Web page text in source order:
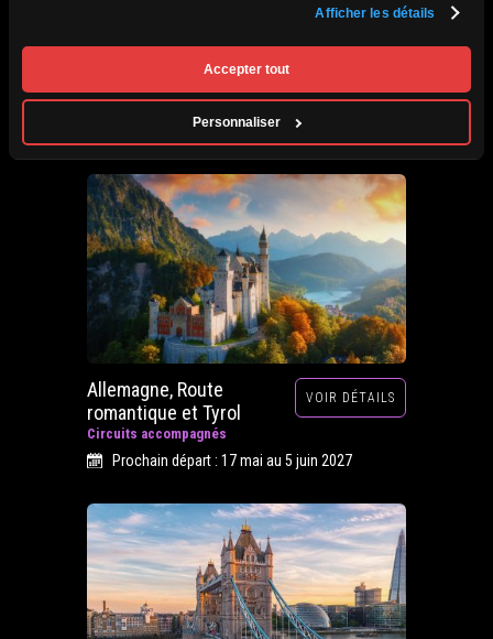
Afficher les détails
Accepter tout
Personnaliser
Allemagne, Route
romantique et Tyrol
Circuits accompagnés
VOIR DÉTAILS
Prochain départ : 17 mai au 5 juin 2027